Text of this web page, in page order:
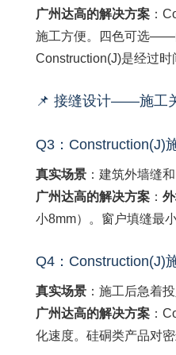
广州达高的解决方案 ：
施工方便。四色可选——
Construction(J)是经过时
📌 接缝设计——施工
Q3：Construction(J)
真实场景 ：建筑外墙缝
广州达高的解决方案 ：
小8mm）。窗户填缝最
Q4：Construction(J)
真实场景 ：施工后急着
广州达高的解决方案 ：
化速度。硅硐类产品对